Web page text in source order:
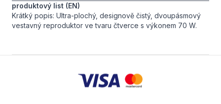
produktový list (EN)
Krátký popis: Ultra-plochý, designově čistý, dvoupásmový
vestavný reproduktor ve tvaru čtverce s výkonem 70 W.